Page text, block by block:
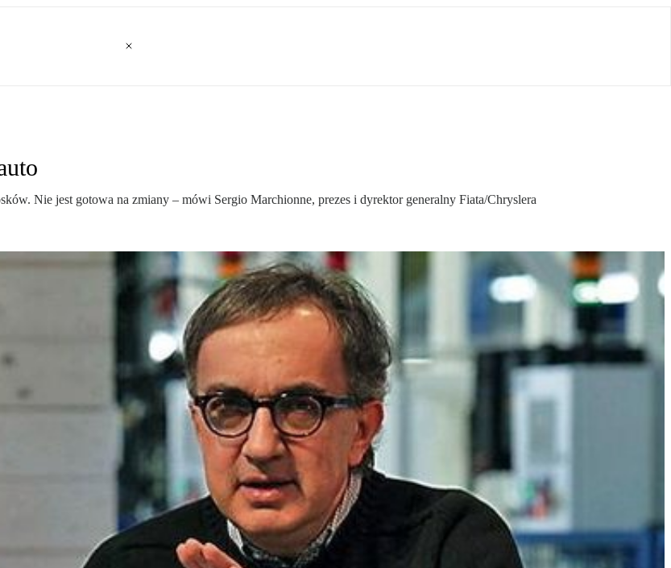
Nie jest gotowa na zmiany – mó­wi Sergio Marchionne, pre­zes i dy­rek­tor gene­ral­ny Fia­ta/Chry­sle­ra